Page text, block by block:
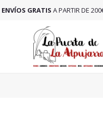
ENVÍOS GRATIS A PARTIR DE